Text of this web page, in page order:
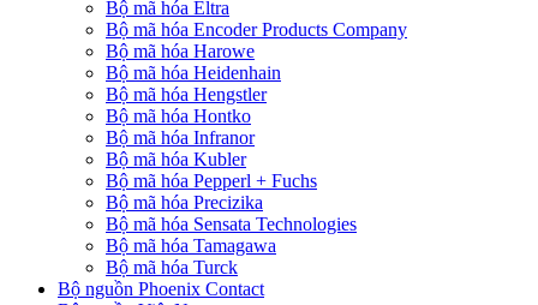
Bộ mã hóa Eltra
Bộ mã hóa Encoder Products Company
Bộ mã hóa Harowe
Bộ mã hóa Heidenhain
Bộ mã hóa Hengstler
Bộ mã hóa Hontko
Bộ mã hóa Infranor
Bộ mã hóa Kubler
Bộ mã hóa Pepperl + Fuchs
Bộ mã hóa Precizika
Bộ mã hóa Sensata Technologies
Bộ mã hóa Tamagawa
Bộ mã hóa Turck
Bộ nguồn Phoenix Contact